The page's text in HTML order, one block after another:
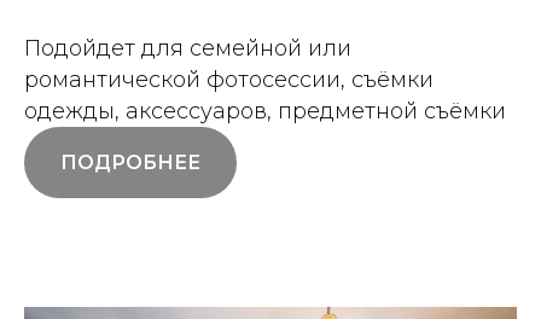
Подойдет для семейной или
романтической фотосессии, съёмки
одежды, аксессуаров, предметной съёмки
ПОДРОБНЕЕ